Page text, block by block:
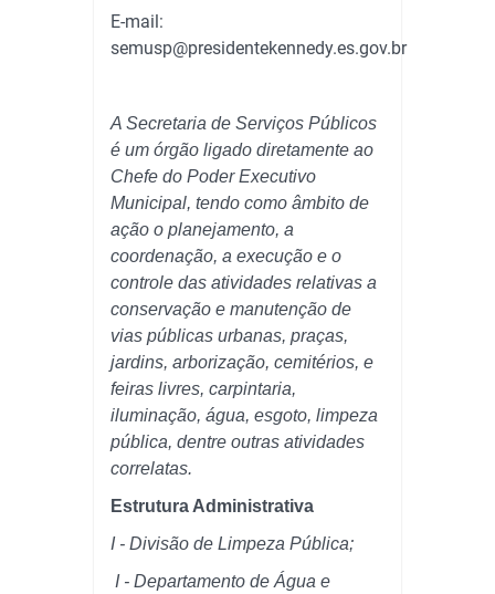
E-mail:
semusp@presidentekennedy.es.gov.br
A Secretaria de Serviços Públicos
é um órgão ligado diretamente ao
Chefe do Poder Executivo
Municipal, tendo como âmbito de
ação o planejamento, a
coordenação, a execução e o
controle das atividades relativas a
conservação e manutenção de
vias públicas urbanas, praças,
jardins, arborização, cemitérios, e
feiras livres, carpintaria,
iluminação, água, esgoto, limpeza
pública, dentre outras atividades
correlatas.
Estrutura Administrativa
I - Divisão de Limpeza Pública;
I - Departamento de Água e